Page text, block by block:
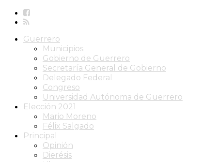
Guerrero
Municipios
Gobierno de Guerrero
Secretaría General de Gobierno
Delegado Federal
Congreso
Universidad Autónoma de Guerrero
Elección 2021
Mario Moreno
Félix Salgado
Principal
Opinión
Dierésis